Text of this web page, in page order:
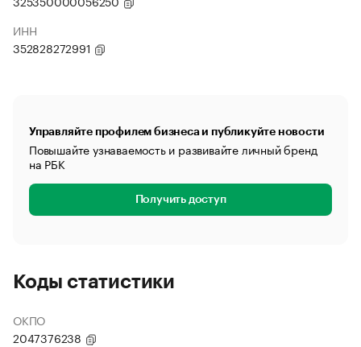
ИНН
352828272991
Управляйте профилем бизнеса и публикуйте новости
Повышайте узнаваемость и развивайте личный бренд
на РБК
Получить доступ
Коды статистики
ОКПО
2047376238